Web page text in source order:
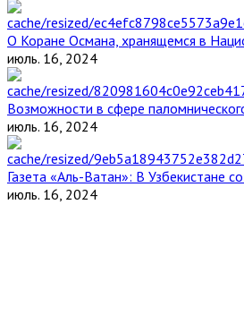
О Коране Османа, хранящемся в
июль. 16, 2024
Возможности в сфере
июль. 16, 2024
Газета «Аль-Ватан»: В Узбекистане
июль. 16, 2024